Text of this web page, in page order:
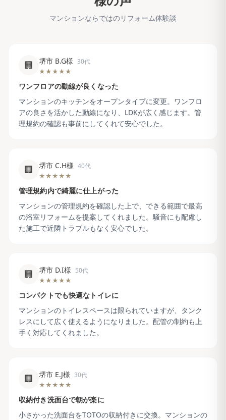
マンションならではのリフォーム体験談
🏢 堺市 B.G様 30代
★★★★★
ワンフロアの動線が良くなった
マンションのキッチンをオープンタイプに変更。ワンフロ
アの良さを活かした動線になり、LDKが広く感じます。管
理規約の確認も事前にしてくれて安心でした。
🏢 堺市 C.H様 40代
★★★★★
管理規約内で綺麗に仕上がった
マンションの管理規約を確認した上で、できる範囲で最高
の浴室リフォームを提案してくれました。騒音にも配慮し
た施工で近隣トラブルもなく安心でした。
🏢 堺市 D.I様 50代
★★★★★
コンパクトでも快適なトイレに
マンションのトイレスペースは限られていますが、タンク
レスにして広く使えるようになりました。配管の制約も上
手く対応してくれました。
🏢 堺市 E.J様 30代
★★★★★
収納付き洗面台で朝が楽に
小さかった洗面台をTOTOの収納付きに交換。マンションの